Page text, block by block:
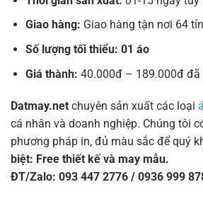
Giao hàng: Giao hàng tận nơi 64
Số lượng tối thiểu: 01 áo
Giá thành: 40.000đ – 189.000đ đã
Datmay.net chuyên sản xuất các loại
cá nhân và doanh nghiệp. Chúng tôi
phương pháp in, đủ màu sắc để quý
biệt: Free thiết kế và may mẫu.
ĐT/Zalo: 093 447 2776 / 0936 999